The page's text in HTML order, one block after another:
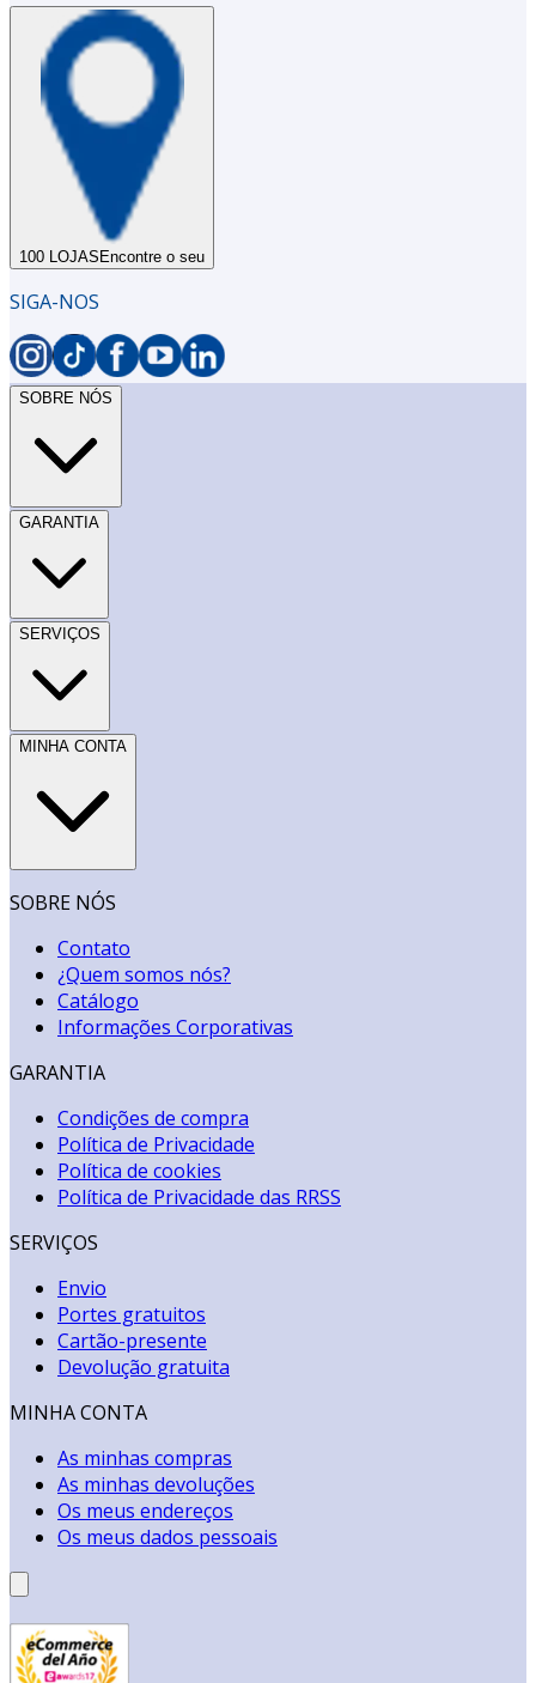
100 LOJAS Encontre o seu
SIGA-NOS
SOBRE NÓS
GARANTIA
SERVIÇOS
MINHA CONTA
SOBRE NÓS
Contato
¿Quem somos nós?
Catálogo
Informações Corporativas
GARANTIA
Condições de compra
Política de Privacidade
Política de cookies
Política de Privacidade das RRSS
SERVIÇOS
Envio
Portes gratuitos
Cartão-presente
Devolução gratuita
MINHA CONTA
As minhas compras
As minhas devoluções
Os meus endereços
Os meus dados pessoais